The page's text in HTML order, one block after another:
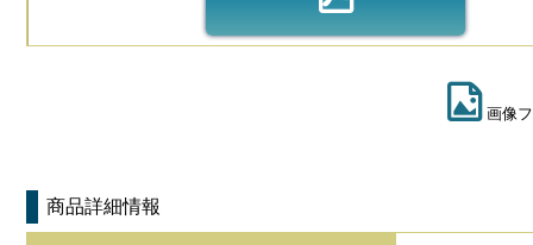
画像
商品詳細情報